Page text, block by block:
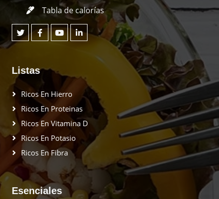
¿Qué necesitas?
Recetas
Consejos
Tabla de calorías
Listas